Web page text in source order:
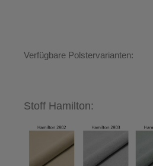
Verfügbare Polstervarianten:
Stoff Hamilton: